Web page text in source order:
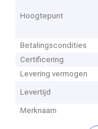
Hoogtepunt
Betalingscondities
Certificering
Levering vermogen
Levertijd
Merknaam